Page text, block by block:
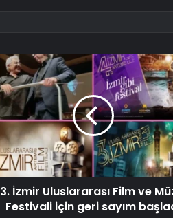
3. İzmir Uluslararası Film ve
Festivali için geri sayım